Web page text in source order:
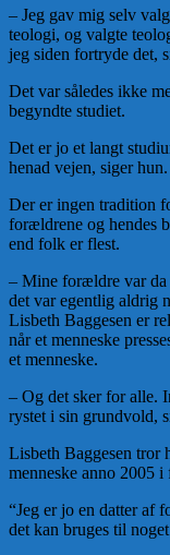
– Jeg gav mig selv
teologi, og valgte
jeg siden fortryde det,
Det var således ikke
begyndte studiet.
Det er jo et langt
henad vejen, siger hun.
Der er ingen tradition
forældrene og hendes
end folk er flest.
– Mine forældre var da
det var egentlig aldrig
Lisbeth Baggesen er
når et menneske
et menneske.
– Og det sker for alle.
rystet i sin grundvold,
Lisbeth Baggesen tror
menneske anno 2005
“Jeg er jo en datter af
det kan bruges til